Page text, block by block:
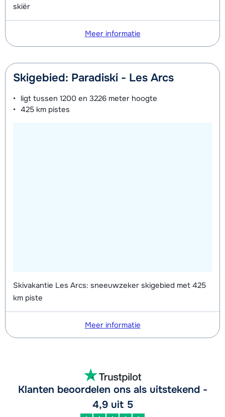
skiër
Meer informatie
Skigebied: Paradiski - Les Arcs
ligt tussen 1200 en 3226 meter hoogte
425 km pistes
Skivakantie Les Arcs: sneeuwzeker skigebied met 425
km piste
Meer informatie
Klanten beoordelen ons als uitstekend -
4,9 uit 5